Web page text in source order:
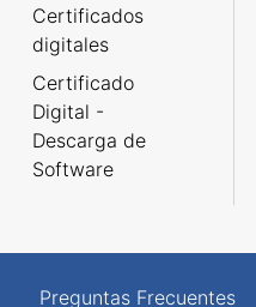
Certificados
digitales
Certificado
Digital -
Descarga de
Software
Preguntas Frecuentes